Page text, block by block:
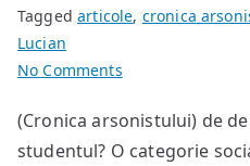
Taggedarticole, cronica
Lucian
No Commentson
–
o
(Cronica arsonistului) de
studentul? O categorie